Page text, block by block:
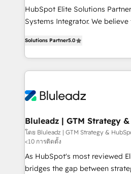
understanding of what owners
as their systems, data, and
range of industries, including
B2B services, manufacturing,
on delivering clean, scalable,
create long-term value and a
HubSpot Elite Solutions
Systems Integrator. We believe technology should
Every engagement begins with
customer journey mapping,
Only then we architect
outcomes to deliver. -SYSTEM INTEGRATION-
make HubSpot the operational
SAP, Microsoft Dynamics,
enterprise platform. Proprietary
HubSpot beyond standard
FIRST- AI across customer-
Solutions Partner5.0
Bluleadz | GTM Strategy
Implementation
โดย Bluleadz | GTM Strategy &
<10 การติดตั้ง
As HubSpot's most reviewed
bridges the gap between